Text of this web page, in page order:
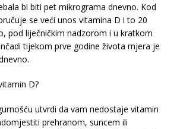
bi biti pet mikrograma dnevno. Kod
se veći unos vitamina D i to 20
pod liječničkim nadzorom i u kratkom
tijekom prve godine života mjera je
D?
utvrdi da vam nedostaje vitamin
prehranom, suncem ili